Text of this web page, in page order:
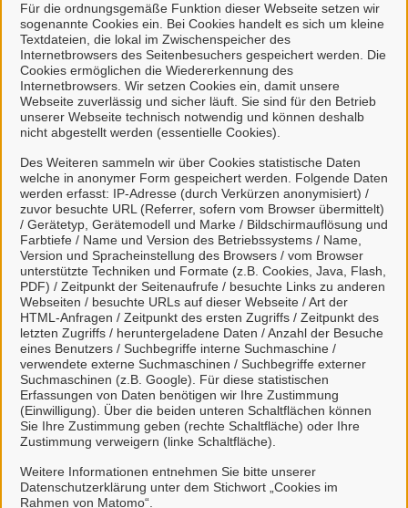
Für die ordnungsgemäße Funktion dieser Webseite setzen wir
sogenannte Cookies ein. Bei Cookies handelt es sich um kleine
Textdateien, die lokal im Zwischenspeicher des
Internetbrowsers des Seitenbesuchers gespeichert werden. Die
Cookies ermöglichen die Wiedererkennung des
Internetbrowsers. Wir setzen Cookies ein, damit unsere
Webseite zuverlässig und sicher läuft. Sie sind für den Betrieb
unserer Webseite technisch notwendig und können deshalb
nicht abgestellt werden (essentielle Cookies).
Des Weiteren sammeln wir über Cookies statistische Daten
welche in anonymer Form gespeichert werden. Folgende Daten
werden erfasst: IP-Adresse (durch Verkürzen anonymisiert) /
zuvor besuchte URL (Referrer, sofern vom Browser übermittelt)
/ Gerätetyp, Gerätemodell und Marke / Bildschirmauflösung und
Farbtiefe / Name und Version des Betriebssystems / Name,
Version und Spracheinstellung des Browsers / vom Browser
unterstützte Techniken und Formate (z.B. Cookies, Java, Flash,
PDF) / Zeitpunkt der Seitenaufrufe / besuchte Links zu anderen
Webseiten / besuchte URLs auf dieser Webseite / Art der
HTML-Anfragen / Zeitpunkt des ersten Zugriffs / Zeitpunkt des
letzten Zugriffs / heruntergeladene Daten / Anzahl der Besuche
eines Benutzers / Suchbegriffe interne Suchmaschine /
verwendete externe Suchmaschinen / Suchbegriffe externer
Suchmaschinen (z.B. Google). Für diese statistischen
Erfassungen von Daten benötigen wir Ihre Zustimmung
(Einwilligung). Über die beiden unteren Schaltflächen können
Sie Ihre Zustimmung geben (rechte Schaltfläche) oder Ihre
Zustimmung verweigern (linke Schaltfläche).
Weitere Informationen entnehmen Sie bitte unserer
Datenschutzerklärung unter dem Stichwort „Cookies im
Rahmen von Matomo“.
Mein Unternehmenskonto
erstellen oder anmelden
Mein Unternehmenskonto ist ein zentrales Konto zur
Identifizierung von Organisationen, insbesondere:
Juristische Personen,
Vereinigungen, denen ein Recht zustehen
kann
natürliche Personen, die beruflich oder
gewerblich tätig sind.
Eine Nutzung ist aber auch durch Behörden im
Sinne von § 1 Abs. 4 Verwaltungsverfahrensgesetz
(VwVfG) möglich.